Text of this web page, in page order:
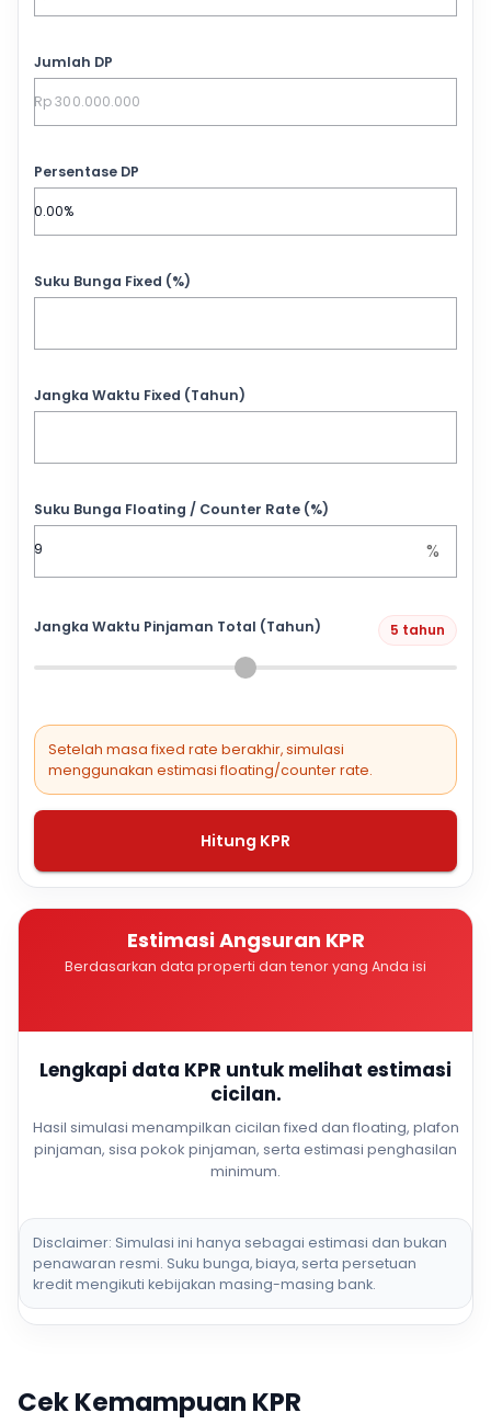
Jumlah DP
Persentase DP
Suku Bunga Fixed (%)
Jangka Waktu Fixed (Tahun)
Suku Bunga Floating / Counter Rate (%)
%
Jangka Waktu Pinjaman Total (Tahun) 5 tahun
Setelah masa fixed rate berakhir, simulasi
menggunakan estimasi floating/counter rate.
Hitung KPR
Estimasi Angsuran KPR
Berdasarkan data properti dan tenor yang Anda isi
Lengkapi data KPR untuk melihat estimasi
cicilan.
Hasil simulasi menampilkan cicilan fixed dan floating, plafon
pinjaman, sisa pokok pinjaman, serta estimasi penghasilan
minimum.
Disclaimer: Simulasi ini hanya sebagai estimasi dan bukan
penawaran resmi. Suku bunga, biaya, serta persetuan
kredit mengikuti kebijakan masing-masing bank.
Cek Kemampuan KPR